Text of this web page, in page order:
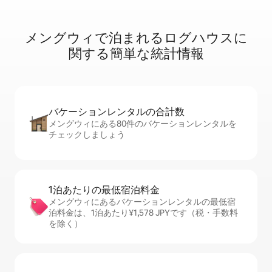
メングウィで泊⁠ま⁠れ⁠るロ⁠グ⁠ハ⁠ウ⁠ス⁠に
関⁠す⁠る簡⁠単⁠な統⁠計⁠情⁠報
バケーションレ⁠ン⁠タ⁠ル⁠の合⁠計⁠数
メングウィにある80件のバケーションレンタルを
チェックしましょう
1泊あたりの最⁠低⁠宿⁠泊⁠料⁠金
メングウィにあるバケーションレンタルの最低宿
泊料金は、1泊あたり¥1,578 JPYです（税・手数料
を除く）